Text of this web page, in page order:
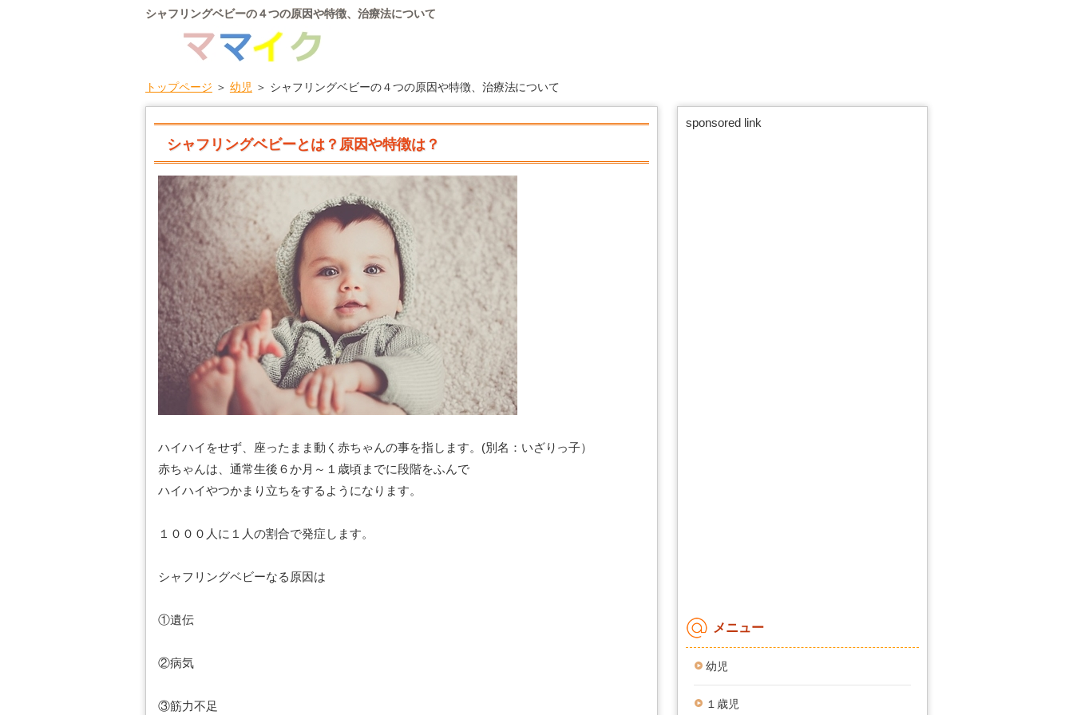
シャフリングベビーの４つの原因や特徴、治療法について
トップページ ＞ 幼児 ＞ シャフリングベビーの４つの原因や特徴、治療法について
シャフリングベビーとは？原因や特徴は？
ハイハイをせず、座ったまま動く赤ちゃんの事を指します。(別名：いざりっ子）
赤ちゃんは、通常生後６か月～１歳頃までに段階をふんで
ハイハイやつかまり立ちをするようになります。
１０００人に１人の割合で発症します。
シャフリングベビーなる原因は
①遺伝
②病気
③筋力不足
sponsored link
メニュー
幼児
１歳児